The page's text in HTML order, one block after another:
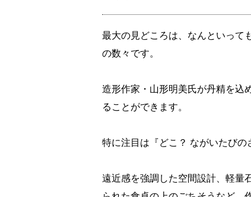
最大の見どころは、なんといって
の数々です。
造形作家・山形明美氏が丹精を込
ることができます。
特に注目は『どこ？ ながいたびの
遠近感を強調した空間設計、軽量